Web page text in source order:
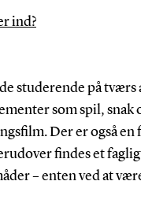
ind?
studerende på tværs
som spil,
Der er også
findes et
– enten ved at